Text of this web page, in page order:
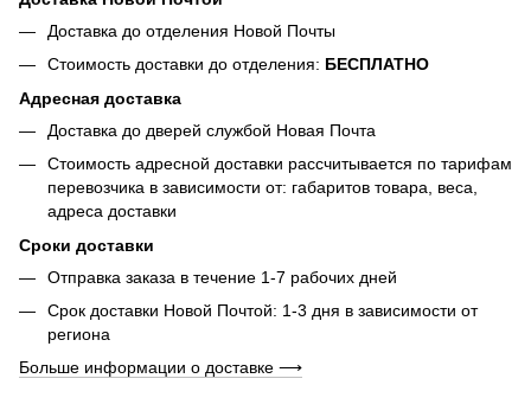
Доставка до отделения Новой Почты
Стоимость доставки до отделения: БЕСПЛАТНО
Адресная доставка
Доставка до дверей службой Новая Почта
Стоимость адресной доставки рассчитывается по тарифам
перевозчика в зависимости от: габаритов товара, весa,
адреса доставки
Сроки доставки
Отправка заказа в течение 1-7 рабочих дней
Срок доставки Новой Почтой: 1-3 дня в зависимости от
региона
Больше информации о доставке ⟶